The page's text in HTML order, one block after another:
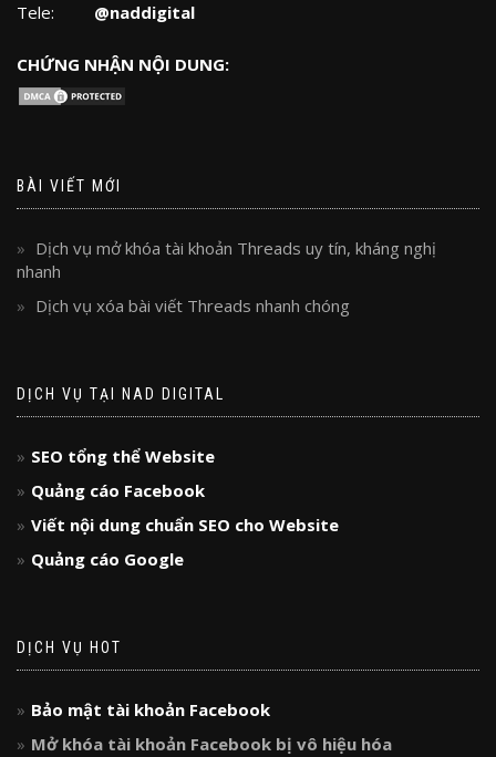
Tele: @naddigital
CHỨNG NHẬN NỘI DUNG:
BÀI VIẾT MỚI
Dịch vụ mở khóa tài khoản Threads uy tín, kháng nghị
nhanh
Dịch vụ xóa bài viết Threads nhanh chóng
DỊCH VỤ TẠI NAD DIGITAL
SEO tổng thể Website
Quảng cáo Facebook
Viết nội dung chuẩn SEO cho Website
Quảng cáo Google
DỊCH VỤ HOT
Bảo mật tài khoản Facebook
Mở khóa tài khoản Facebook bị vô hiệu hóa